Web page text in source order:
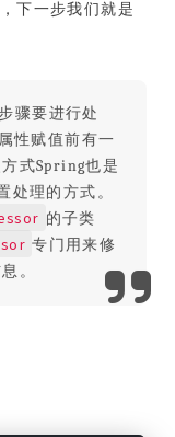
下一步我们就是
骤要进行处
性赋值前有一
式Spring也是
处理的方式。
的子类
专门用来修
。